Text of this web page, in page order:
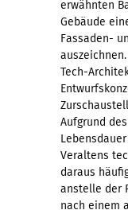
erwähnten
Gebäude
Fassaden-
Tech-
Aufgrund
Veraltens
daraus
anstelle der
nach einem